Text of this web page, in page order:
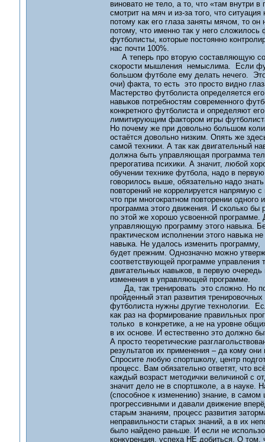
виновато не тело, а то, что «там внутри
смотрит на мяч и из-за того, что
потому как его глаза заняты мячом, то
потому, что именно так у него
футболисты, которые постоянно
нас почти 100%.
А теперь про вторую составляющую
скорости мышления немыслима. Если
большом футболе ему делать нечего.
очи) факта, то есть это просто видно
Мастерство футболиста определяется
навыков потребностям современного
конкретного футболиста и определяют
лимитирующим фактором игры
Но почему же при довольно большом
остаётся довольно низким. Опять же
самой техники. А так как двигательный
должна быть управляющая программа
прерогатива психики. А значит, любой
обучении технике футбола, надо в
говорилось выше, обязательно надо
повторений не коррелируется напрямую
что при многократном повторении
программа этого движения. И сколько
по этой же хорошо усвоенной программе.
управляющую программу этого навыка.
практическом исполнении этого навыка
навыка. Не удалось изменить
будет прежним. Однозначно можно
соответствующей программе управления
двигательных навыков, в первую
изменения в управляющей программе.
Да, так тренировать это сложно. Но
пройденный этап развития
футболиста нужны другие технологии.
как раз на формирование правильных
только в конкретике, а не на уровне
в их основе. И естественно это должно
А просто теоретические
результатов их применения – да кому они
Спросите любую спортшколу, центр
процесс. Вам обязательно ответят, что
каждый возраст методички величиной с
значит дело не в спортшколе, а в науке.
(способное к изменению) знание, в
прогрессивными и давали движение
старым знаниям, процесс развития
неправильности старых знаний, а в их
было найдено раньше. И если не
конкуренция, успеха НЕ добиться. О